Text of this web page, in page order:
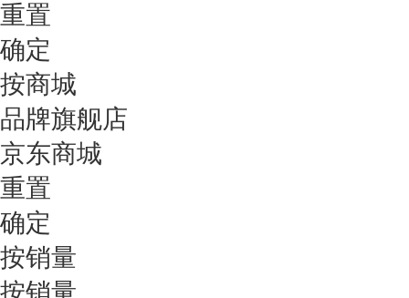
重置
确定
按商城
品牌旗舰店
京东商城
重置
确定
按销量